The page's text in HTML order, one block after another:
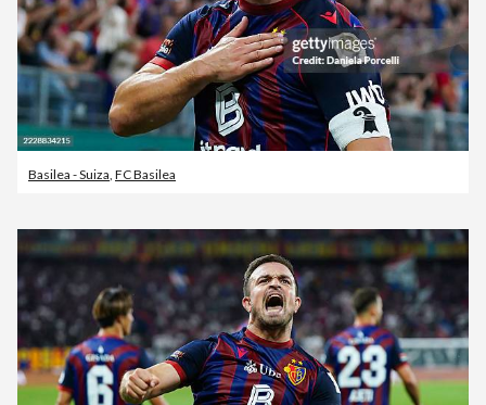
Basilea - Suiza, FC Basilea